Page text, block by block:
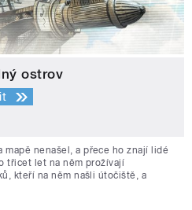
ostrov
nenašel, a přece ho znají lidé
třicet let na něm prožívají
kteří na něm našli útočiště, a